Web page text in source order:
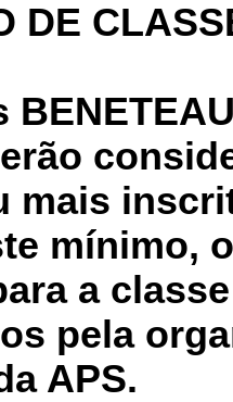
DE
mais
mínimo,
a
pela
APS.